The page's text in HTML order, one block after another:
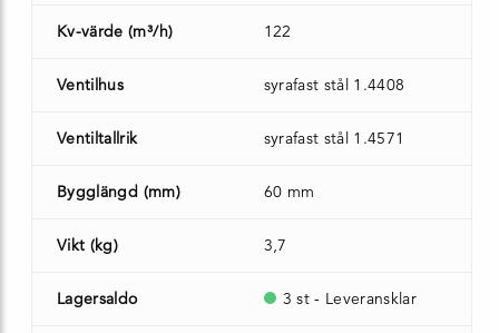
Kv-värde (m³/h) 122
Ventilhus syrafast stål 1.4408
Ventiltallrik syrafast stål 1.4571
Bygglängd (mm) 60 mm
Vikt (kg) 3,7
Lagersaldo 3 st - Leveransklar